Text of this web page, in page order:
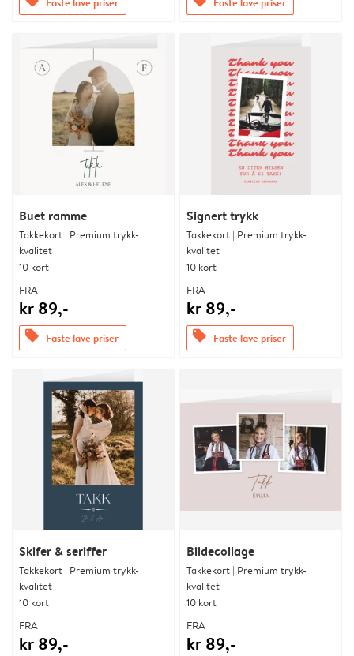
Buet ramme
Takkekort | Premium trykk-
kvalitet
10 kort
FRA
kr 89,-
offers Faste lave priser
Signert trykk
Takkekort | Premium trykk-
kvalitet
10 kort
FRA
kr 89,-
offers Faste lave priser
Skifer & seriffer
Takkekort | Premium trykk-
kvalitet
10 kort
FRA
kr 89,-
Bildecollage
Takkekort | Premium trykk-
kvalitet
10 kort
FRA
kr 89,-